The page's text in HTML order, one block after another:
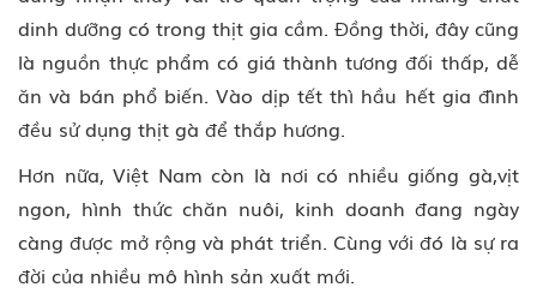
dinh dưỡng có trong thịt gia cầm. Đồng thời, đây cũng
là nguồn thực phẩm có giá thành tương đối thấp, dễ
ăn và bán phổ biến. Vào dịp tết thì hầu hết gia đình
đều sử dụng thịt gà để thắp hương.
Hơn nữa, Việt Nam còn là nơi có nhiều giống gà,vịt
ngon, hình thức chăn nuôi, kinh doanh đang ngày
càng được mở rộng và phát triển. Cùng với đó là sự ra
đời của nhiều mô hình sản xuất mới.